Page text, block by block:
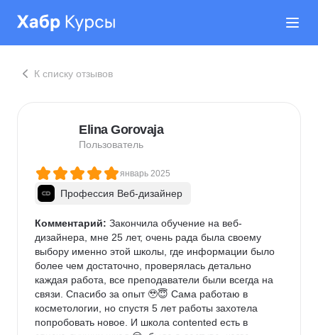
К списку отзывов
Elina Gorovaja
Пользователь
январь 2025
Профессия Веб-дизайнер
Комментарий: Закончила обучение на веб-
дизайнера, мне 25 лет, очень рада была своему
выбору именно этой школы, где информации было
более чем достаточно, проверялась детально
каждая работа, все преподаватели были всегда на
связи. Спасибо за опыт 🥹😇 Сама работаю в
косметологии, но спустя 5 лет работы захотела
попробовать новое. И школа contented есть в